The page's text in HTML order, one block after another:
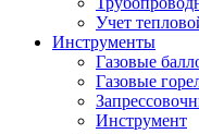
Учет
Инструменты
Газовые
Газовые
Инструмент